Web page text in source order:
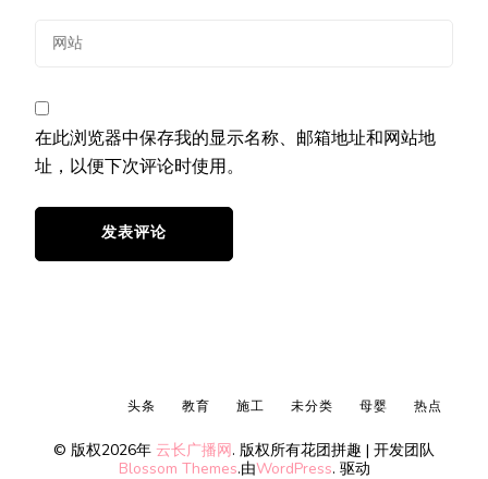
在此浏览器中保存我的显示名称、邮箱地址和网站地
址，以便下次评论时使用。
© 版权2026年 云长广播网. 版权所有花团拼趣 | 开发团队
Blossom Themes.由WordPress. 驱动
头条 教育 施工 未分类 母婴 热点